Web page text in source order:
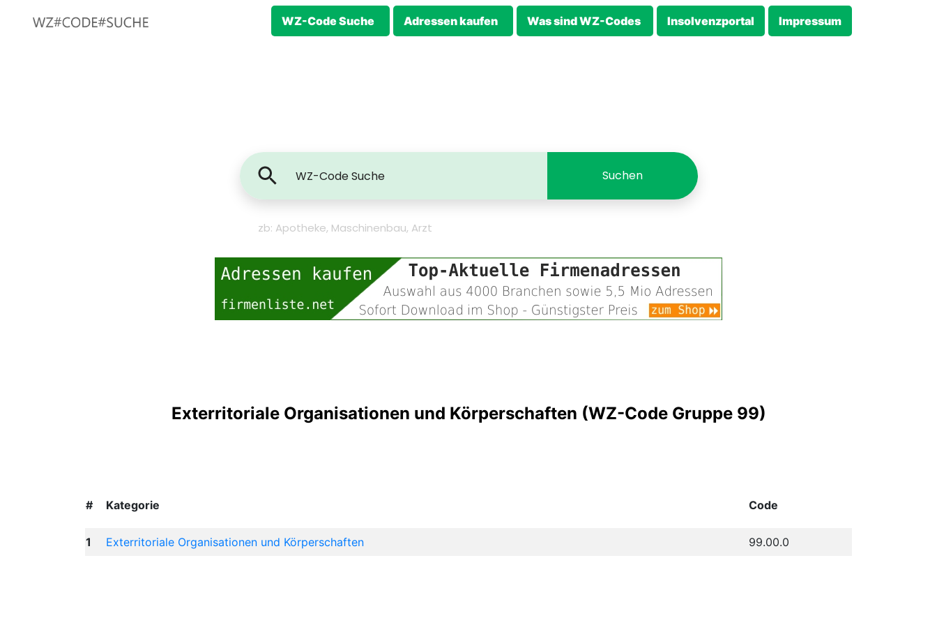
WZ-Code Suche Adressen kaufen Was sind WZ-Codes Insolvenzportal Impressum
zb: Apotheke, Maschinenbau, Arzt
Exterritoriale Organisationen und Körperschaften (WZ-Code Gruppe 99)
# Kategorie Code
1 Exterritoriale Organisationen und Körperschaften 99.00.0